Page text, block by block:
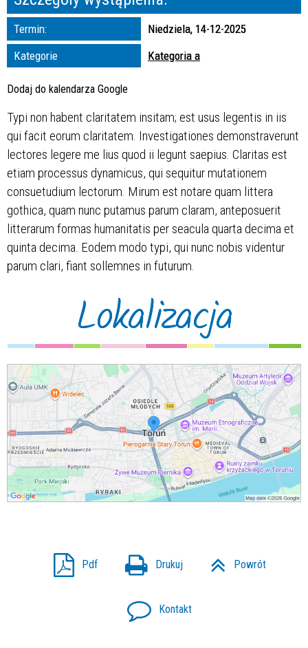
zakresie
Organizator
Termin:
Niedziela, 14-12-2025
Kategorie
Kategoria a
Dodaj do kalendarza Google
Typi non habent claritatem insitam; est usus legentis in iis
qui facit eorum claritatem. Investigationes demonstraverunt
lectores legere me lius quod ii legunt saepius. Claritas est
etiam processus dynamicus, qui sequitur mutationem
consuetudium lectorum. Mirum est notare quam littera
gothica, quam nunc putamus parum claram, anteposuerit
litterarum formas humanitatis per seacula quarta decima et
quinta decima. Eodem modo typi, qui nunc nobis videntur
parum clari, fiant sollemnes in futurum.
Lokalizacja
Pdf Drukuj Powrót
Kontakt